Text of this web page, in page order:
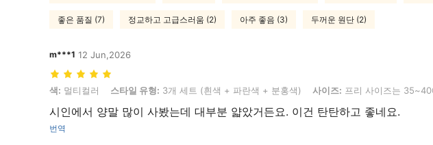
좋은 품질 (7) 정교하고 고급스러움 (2) 아주 좋음 (3) 두꺼운 원단 (2)
m***1 12 Jun,2026
색: 멀티컬러, 스타일 유형: 3개 세트 (흰색 + 파란색 + 분홍색), 사이즈: 프리 사이즈는 35~40에 모두 맞습
색: 멀티컬러 스타일 유형: 3개 세트 (흰색 + 파란색 + 분홍색) 사이즈: 프리 사이즈는
시인에서 양말 많이 사봤는데 대부분 얇았거든요. 이건 탄탄하고 좋네요.
번역